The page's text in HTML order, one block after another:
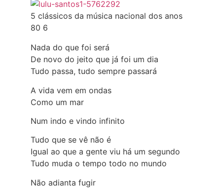
5 clássicos da música nacional dos anos
80 6
Nada do que foi será
De novo do jeito que já foi um dia
Tudo passa, tudo sempre passará
A vida vem em ondas
Como um mar
Num indo e vindo infinito
Tudo que se vê não é
Igual ao que a gente viu há um segundo
Tudo muda o tempo todo no mundo
Não adianta fugir